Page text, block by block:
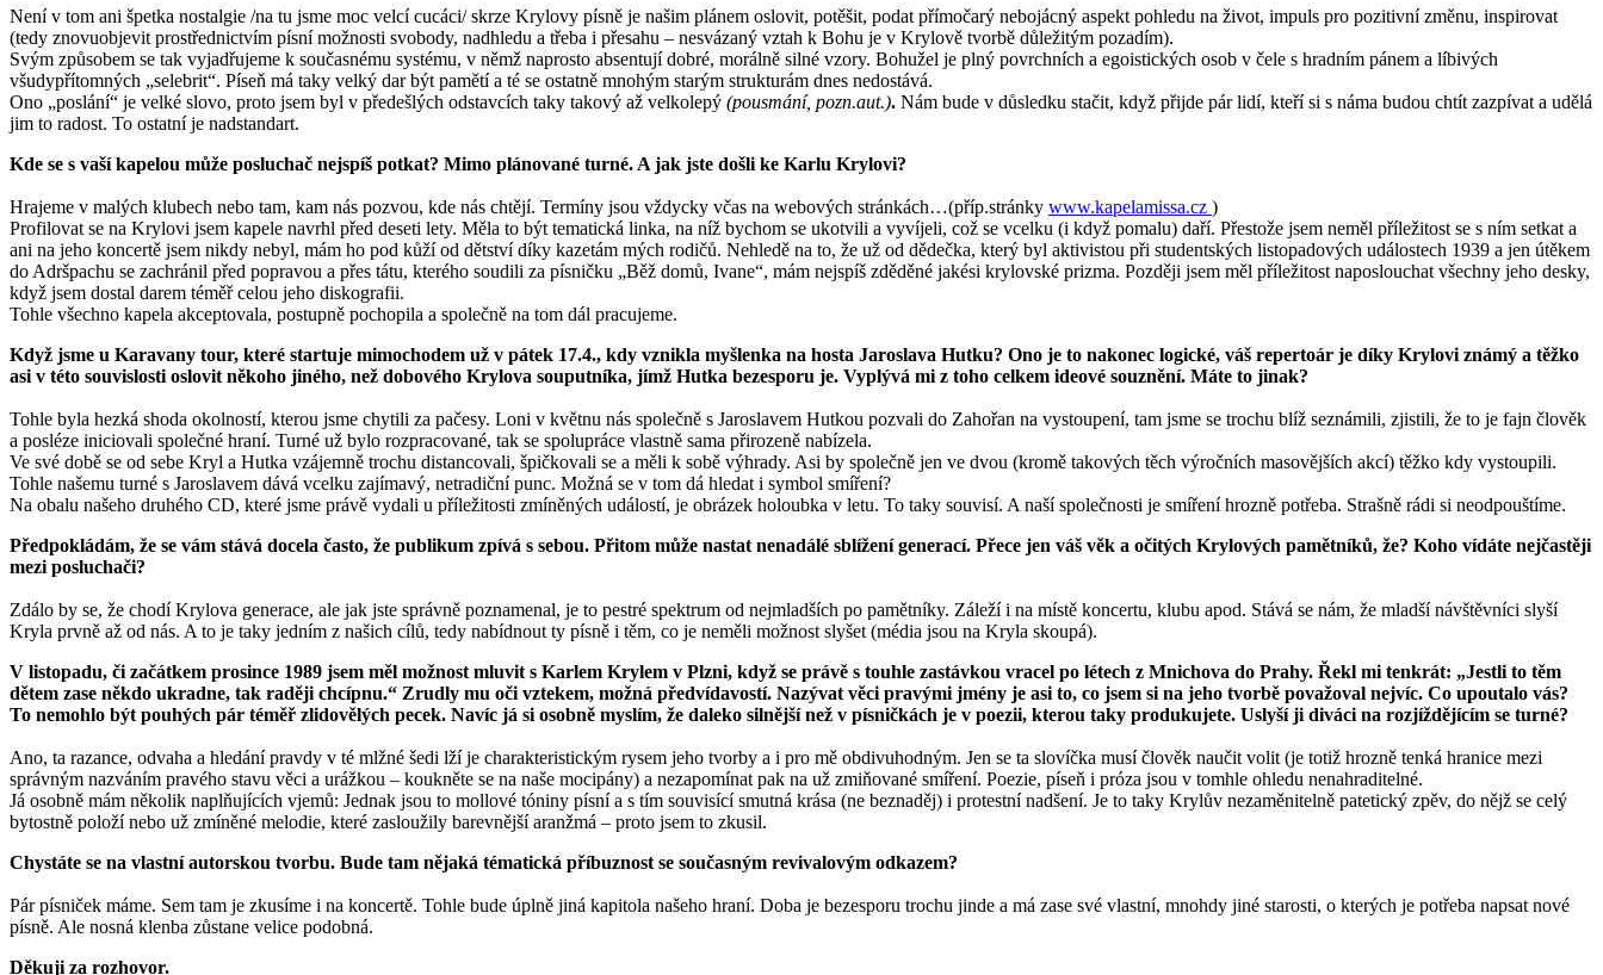
Není v tom ani špetka nostalgie /na tu jsme moc velcí cucáci/ skrze Krylovy písně je našim plánem oslovit, potěšit, podat přímočarý nebojácný aspekt pohledu na život, impuls pro pozitivní změnu, inspirovat
(tedy znovuobjevit prostřednictvím písní možnosti svobody, nadhledu a třeba i přesahu – nesvázaný vztah k Bohu je v Krylově tvorbě důležitým pozadím).
Svým způsobem se tak vyjadřujeme k současnému systému, v němž naprosto absentují dobré, morálně silné vzory. Bohužel je plný povrchních a egoistických osob v čele s hradním pánem a líbivých
všudypřítomných „selebrit“. Píseň má taky velký dar být pamětí a té se ostatně mnohým starým strukturám dnes nedostává.
Ono „poslání“ je velké slovo, proto jsem byl v předešlých odstavcích taky takový až velkolepý (pousmání, pozn.aut.). Nám bude v důsledku stačit, když přijde pár lidí, kteří si s náma budou chtít zazpívat a udělá
jim to radost. To ostatní je nadstandart.
Kde se s vaší kapelou může posluchač nejspíš potkat? Mimo plánované turné. A jak jste došli ke Karlu Krylovi?
Hrajeme v malých klubech nebo tam, kam nás pozvou, kde nás chtějí. Termíny jsou vždycky včas na webových stránkách…(příp.stránky www.kapelamissa.cz )
Profilovat se na Krylovi jsem kapele navrhl před deseti lety. Měla to být tematická linka, na níž bychom se ukotvili a vyvíjeli, což se vcelku (i když pomalu) daří. Přestože jsem neměl příležitost se s ním setkat a
ani na jeho koncertě jsem nikdy nebyl, mám ho pod kůží od dětství díky kazetám mých rodičů. Nehledě na to, že už od dědečka, který byl aktivistou při studentských listopadových událostech 1939 a jen útěkem
do Adršpachu se zachránil před popravou a přes tátu, kterého soudili za písničku „Běž domů, Ivane“, mám nejspíš zděděné jakési krylovské prizma. Později jsem měl příležitost naposlouchat všechny jeho desky,
když jsem dostal darem téměř celou jeho diskografii.
Tohle všechno kapela akceptovala, postupně pochopila a společně na tom dál pracujeme.
Když jsme u Karavany tour, které startuje mimochodem už v pátek 17.4., kdy vznikla myšlenka na hosta Jaroslava Hutku? Ono je to nakonec logické, váš repertoár je díky Krylovi známý a těžko
asi v této souvislosti oslovit někoho jiného, než dobového Krylova souputníka, jímž Hutka bezesporu je. Vyplývá mi z toho celkem ideové souznění. Máte to jinak?
Tohle byla hezká shoda okolností, kterou jsme chytili za pačesy. Loni v květnu nás společně s Jaroslavem Hutkou pozvali do Zahořan na vystoupení, tam jsme se trochu blíž seznámili, zjistili, že to je fajn člověk
a posléze iniciovali společné hraní. Turné už bylo rozpracované, tak se spolupráce vlastně sama přirozeně nabízela.
Ve své době se od sebe Kryl a Hutka vzájemně trochu distancovali, špičkovali se a měli k sobě výhrady. Asi by společně jen ve dvou (kromě takových těch výročních masovějších akcí) těžko kdy vystoupili.
Tohle našemu turné s Jaroslavem dává vcelku zajímavý, netradiční punc. Možná se v tom dá hledat i symbol smíření?
Na obalu našeho druhého CD, které jsme právě vydali u příležitosti zmíněných událostí, je obrázek holoubka v letu. To taky souvisí. A naší společnosti je smíření hrozně potřeba. Strašně rádi si neodpouštíme.
Předpokládám, že se vám stává docela často, že publikum zpívá s sebou. Přitom může nastat nenadálé sblížení generací. Přece jen váš věk a očitých Krylových pamětníků, že? Koho vídáte nejčastěji
mezi posluchači?
Zdálo by se, že chodí Krylova generace, ale jak jste správně poznamenal, je to pestré spektrum od nejmladších po pamětníky. Záleží i na místě koncertu, klubu apod. Stává se nám, že mladší návštěvníci slyší
Kryla prvně až od nás. A to je taky jedním z našich cílů, tedy nabídnout ty písně i těm, co je neměli možnost slyšet (média jsou na Kryla skoupá).
V listopadu, či začátkem prosince 1989 jsem měl možnost mluvit s Karlem Krylem v Plzni, když se právě s touhle zastávkou vracel po létech z Mnichova do Prahy. Řekl mi tenkrát: „Jestli to těm
dětem zase někdo ukradne, tak raději chcípnu.“ Zrudly mu oči vztekem, možná předvídavostí. Nazývat věci pravými jmény je asi to, co jsem si na jeho tvorbě považoval nejvíc. Co upoutalo vás?
To nemohlo být pouhých pár téměř zlidovělých pecek. Navíc já si osobně myslím, že daleko silnější než v písničkách je v poezii, kterou taky produkujete. Uslyší ji diváci na rozjíždějícím se turné?
Ano, ta razance, odvaha a hledání pravdy v té mlžné šedi lží je charakteristickým rysem jeho tvorby a i pro mě obdivuhodným. Jen se ta slovíčka musí člověk naučit volit (je totiž hrozně tenká hranice mezi
správným nazváním pravého stavu věci a urážkou – koukněte se na naše mocipány) a nezapomínat pak na už zmiňované smíření. Poezie, píseň i próza jsou v tomhle ohledu nenahraditelné.
Já osobně mám několik naplňujících vjemů: Jednak jsou to mollové tóniny písní a s tím souvisící smutná krása (ne beznaděj) i protestní nadšení. Je to taky Krylův nezaměnitelně patetický zpěv, do nějž se celý
bytostně položí nebo už zmíněné melodie, které zasloužily barevnější aranžmá – proto jsem to zkusil.
Chystáte se na vlastní autorskou tvorbu. Bude tam nějaká tématická příbuznost se současným revivalovým odkazem?
Pár písniček máme. Sem tam je zkusíme i na koncertě. Tohle bude úplně jiná kapitola našeho hraní. Doba je bezesporu trochu jinde a má zase své vlastní, mnohdy jiné starosti, o kterých je potřeba napsat nové
písně. Ale nosná klenba zůstane velice podobná.
Děkuji za rozhovor.